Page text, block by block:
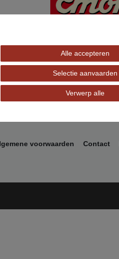
Vertrag widerrufen
voorwaarden Contact
Alle accepteren
Selectie aanvaarden
Verwerp alle